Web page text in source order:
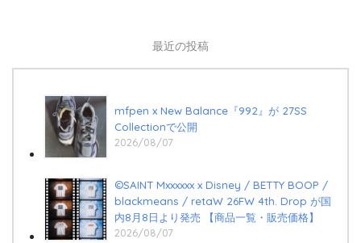
最近の投稿
mfpen x New Balance『992』が 27SS
Collectionで公開
2026/08/07
©SAINT Mxxxxxx x Disney / BETTY BOOP /
blackmeans / retaW 26FW 4th. Drop が国
内8月8日より発売 【商品一覧・販売価格】
2026/08/07